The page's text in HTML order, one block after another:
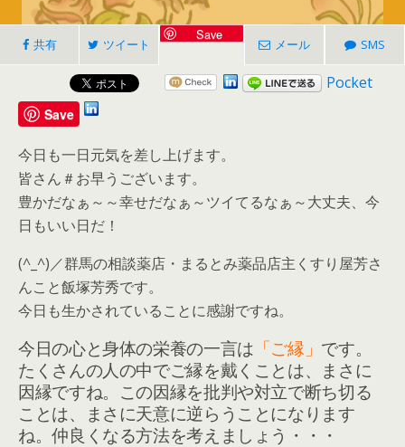
共有 ツイート
Save
メール SMS
Pocket
Save
今日も一日元気を差し上げます。
皆さん＃お早うございます。
豊かだなぁ～～幸せだなぁ～ツイてるなぁ～大丈夫、今
日もいい日だ！
(^_^)／群馬の相談薬店・まるとみ薬品店主くすり屋芳さ
んこと飯塚芳秀です。
今日も生かされていることに感謝ですね。
今日の心と身体の栄養の一言は 「ご縁」 です。
たくさんの人の中でご縁を戴くことは、まさに
因縁ですね。この因縁を批判や対立で断ち切る
ことは、まさに天意に逆らうことになります
ね。仲良くなる方法を考えましょう・・・